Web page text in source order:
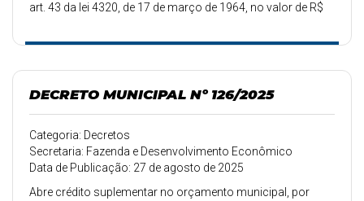
art. 43 da lei 4320, de 17 de março de 1964, no valor de R$
DECRETO MUNICIPAL Nº 126/2025
Categoria: Decretos
Secretaria: Fazenda e Desenvolvimento Econômico
Data de Publicação: 27 de agosto de 2025
Abre crédito suplementar no orçamento municipal, por